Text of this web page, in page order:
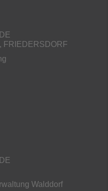
FRIEDERSDORF
Walddorf